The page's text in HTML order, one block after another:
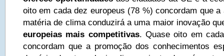
oito em cada dez europeus (78 %) concordam que a
matéria de clima conduzirá a uma maior inovação
europeias mais competitivas. Quase oito em
concordam que a promoção dos conhecimentos